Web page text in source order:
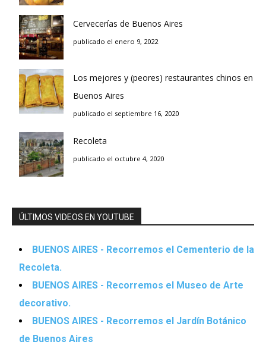
Cervecerías de Buenos Aires
publicado el enero 9, 2022
Los mejores y (peores) restaurantes chinos en
Buenos Aires
publicado el septiembre 16, 2020
Recoleta
publicado el octubre 4, 2020
ÚLTIMOS VIDEOS EN YOUTUBE
BUENOS AIRES - Recorremos el Cementerio de la
Recoleta.
BUENOS AIRES - Recorremos el Museo de Arte
decorativo.
BUENOS AIRES - Recorremos el Jardín Botánico
de Buenos Aires